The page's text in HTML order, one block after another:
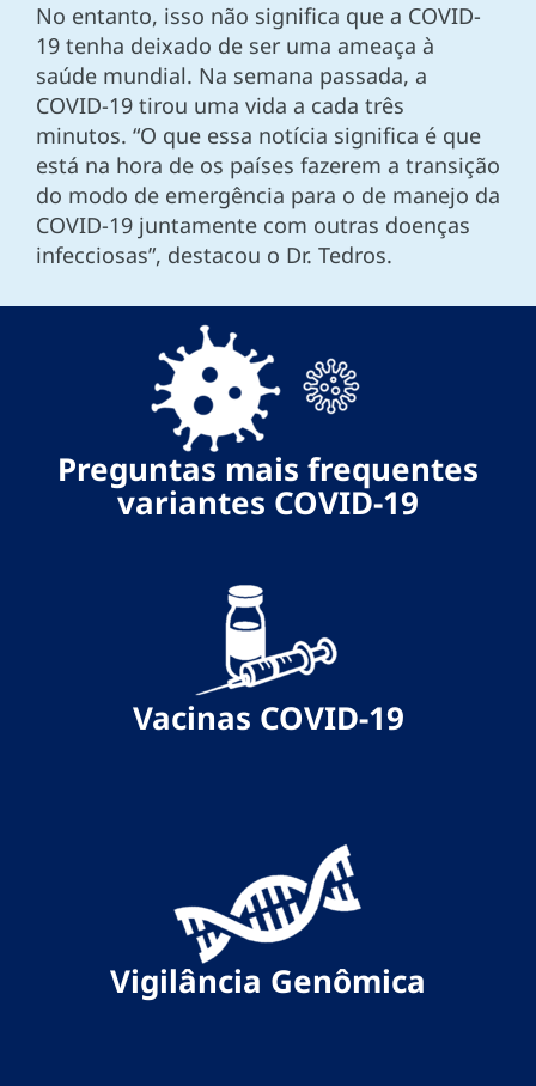
No entanto, isso não significa que a COVID-
19 tenha deixado de ser uma ameaça à
saúde mundial. Na semana passada, a
COVID-19 tirou uma vida a cada três
minutos. “O que essa notícia significa é que
está na hora de os países fazerem a transição
do modo de emergência para o de manejo da
COVID-19 juntamente com outras doenças
infecciosas”, destacou o Dr. Tedros.
Preguntas mais frequentes
variantes COVID-19
Vacinas COVID-19
Vigilância Genômica